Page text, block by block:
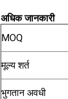
अधिक जानकारी
MOQ
मूल्य शर्त
भुगतान अवधी